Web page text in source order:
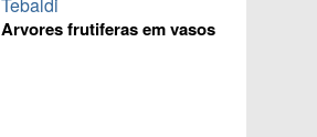
Tebaldi
Arvores frutiferas em vasos